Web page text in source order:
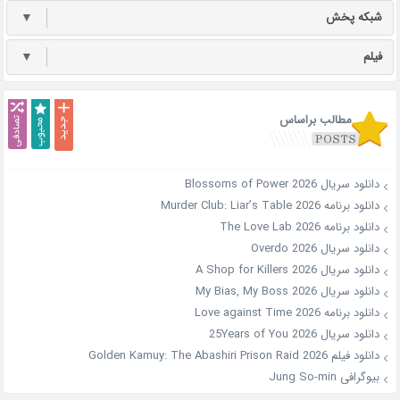
شبکه پخش ▼
فیلم ▼
مطالب براساس
دانلود سریال Blossoms of Power 2026
دانلود برنامه Murder Club: Liar’s Table 2026
دانلود برنامه The Love Lab 2026
دانلود سریال Overdo 2026
دانلود سریال A Shop for Killers 2026
دانلود سریال My Bias, My Boss 2026
دانلود برنامه Love against Time 2026
دانلود سریال 25Years of You 2026
دانلود فیلم Golden Kamuy: The Abashiri Prison Raid 2026
بیوگرافی Jung So-min